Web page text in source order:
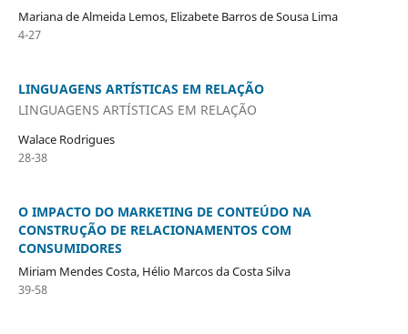
Mariana de Almeida Lemos, Elizabete Barros de Sousa Lima
4-27
LINGUAGENS ARTÍSTICAS EM RELAÇÃO
LINGUAGENS ARTÍSTICAS EM RELAÇÃO
Walace Rodrigues
28-38
O IMPACTO DO MARKETING DE CONTEÚDO NA
CONSTRUÇÃO DE RELACIONAMENTOS COM
CONSUMIDORES
Miriam Mendes Costa, Hélio Marcos da Costa Silva
39-58